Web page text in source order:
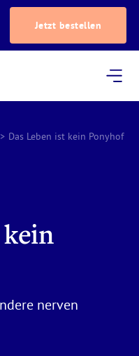
Jetzt bestellen
> Das Leben ist kein Ponyhof
kein
nerven